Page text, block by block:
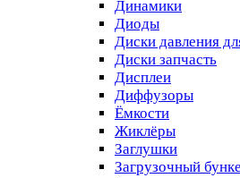
Динамики
Диоды
Диски давления
Диски запчасть
Дисплеи
Диффузоры
Ёмкости
Жиклёры
Заглушки
Загрузочный